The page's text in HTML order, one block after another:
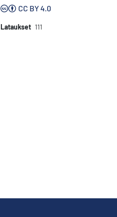
CC BY 4.0
Lataukset 111